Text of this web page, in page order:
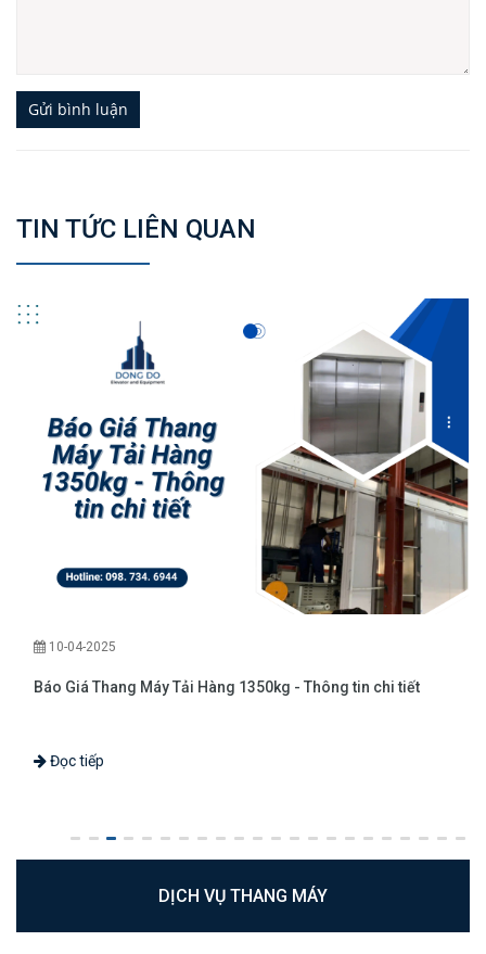
Gửi bình luận
TIN TỨC LIÊN QUAN
10-04-2025
Báo Giá Thang Máy Tải Hàng 1350kg - Thông tin chi tiết
Đọc tiếp
DỊCH VỤ THANG MÁY